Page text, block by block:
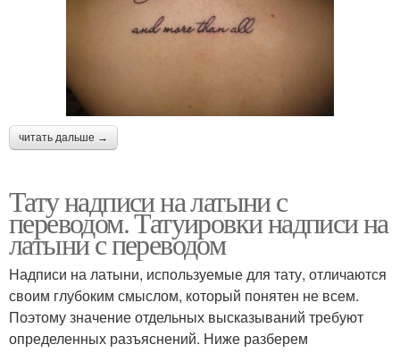
читать дальше →
Тату надписи на латыни с
переводом. Татуировки надписи на
латыни с переводом
Надписи на латыни, используемые для тату, отличаются
своим глубоким смыслом, который понятен не всем.
Поэтому значение отдельных высказываний требуют
определенных разъяснений. Ниже разберем